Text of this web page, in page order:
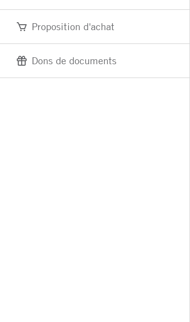
Proposition d'achat
Dons de documents